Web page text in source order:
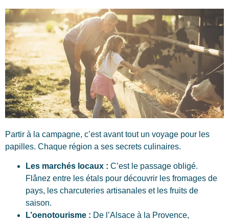
Partir à la campagne, c’est avant tout un voyage pour les
papilles. Chaque région a ses secrets culinaires.
Les marchés locaux : C’est le passage obligé.
Flânez entre les étals pour découvrir les fromages de
pays, les charcuteries artisanales et les fruits de
saison.
L’oenotourisme : De l’Alsace à la Provence,